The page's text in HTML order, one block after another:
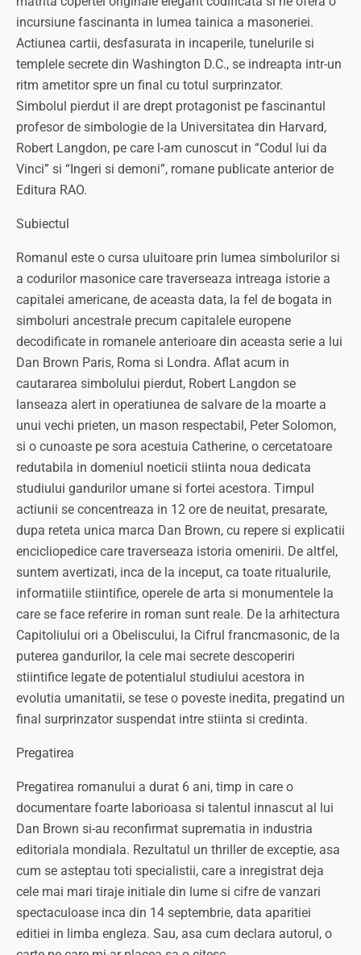
incursiune fascinanta in lumea tainica a masoneriei.
Actiunea cartii, desfasurata in incaperile, tunelurile si
templele secrete din Washington D.C., se indreapta intr-un
ritm ametitor spre un final cu totul surprinzator.
Simbolul pierdut il are drept protagonist pe fascinantul
profesor de simbologie de la Universitatea din Harvard,
Robert Langdon, pe care l-am cunoscut in “Codul lui da
Vinci” si “Ingeri si demoni”, romane publicate anterior de
Editura RAO.
Subiectul
Romanul este o cursa uluitoare prin lumea simbolurilor si
a codurilor masonice care traverseaza intreaga istorie a
capitalei americane, de aceasta data, la fel de bogata in
simboluri ancestrale precum capitalele europene
decodificate in romanele anterioare din aceasta serie a lui
Dan Brown Paris, Roma si Londra. Aflat acum in
cautararea simbolului pierdut, Robert Langdon se
lanseaza alert in operatiunea de salvare de la moarte a
unui vechi prieten, un mason respectabil, Peter Solomon,
si o cunoaste pe sora acestuia Catherine, o cercetatoare
redutabila in domeniul noeticii stiinta noua dedicata
studiului gandurilor umane si fortei acestora. Timpul
actiunii se concentreaza in 12 ore de neuitat, presarate,
dupa reteta unica marca Dan Brown, cu repere si explicatii
encicliopedice care traverseaza istoria omenirii. De altfel,
suntem avertizati, inca de la inceput, ca toate ritualurile,
informatiile stiintifice, operele de arta si monumentele la
care se face referire in roman sunt reale. De la arhitectura
Capitoliului ori a Obeliscului, la Cifrul francmasonic, de la
puterea gandurilor, la cele mai secrete descoperiri
stiintifice legate de potentialul studiului acestora in
evolutia umanitatii, se tese o poveste inedita, pregatind un
final surprinzator suspendat intre stiinta si credinta.
Pregatirea
Pregatirea romanului a durat 6 ani, timp in care o
documentare foarte laborioasa si talentul innascut al lui
Dan Brown si-au reconfirmat suprematia in industria
editoriala mondiala. Rezultatul un thriller de exceptie, asa
cum se asteptau toti specialistii, care a inregistrat deja
cele mai mari tiraje initiale din lume si cifre de vanzari
spectaculoase inca din 14 septembrie, data aparitiei
editiei in limba engleza. Sau, asa cum declara autorul, o